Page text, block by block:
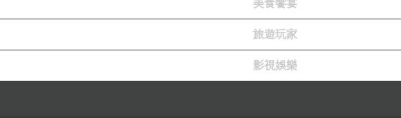
隔天早上的6點。
天早上的7點。
上8點多。
愛的笑容。5月中旬跟比菲玩，他會開心到笑出聲來!!
美食饗宴
旅遊玩家
影視娛樂